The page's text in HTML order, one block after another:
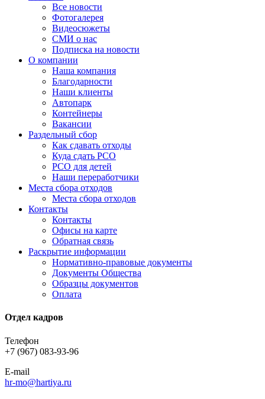
Все новости
Фотогалерея
Видеосюжеты
СМИ о нас
Подписка на новости
О компании
Наша компания
Благодарности
Наши клиенты
Автопарк
Контейнеры
Вакансии
Раздельный сбор
Как сдавать отходы
Куда сдать РСО
РСО для детей
Наши переработчики
Места сбора отходов
Места сбора отходов
Контакты
Контакты
Офисы на карте
Обратная связь
Раскрытие информации
Нормативно-правовые документы
Документы Общества
Образцы документов
Оплата
Отдел кадров
Телефон
+7 (967) 083-93-96
E-mail
hr-mo@hartiya.ru